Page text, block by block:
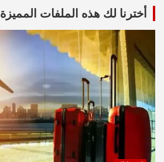
أخترنا لك هذه الملفات المميزة